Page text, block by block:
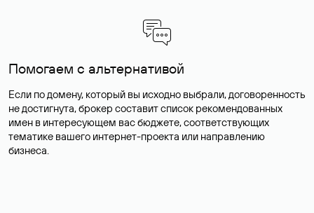
Помогаем с альтернативой
Если по домену, который вы исходно выбрали, договоренность
не достигнута, брокер составит список рекомендованных
имен в интересующем вас бюджете, соответствующих
тематике вашего интернет-проекта или направлению
бизнеса.